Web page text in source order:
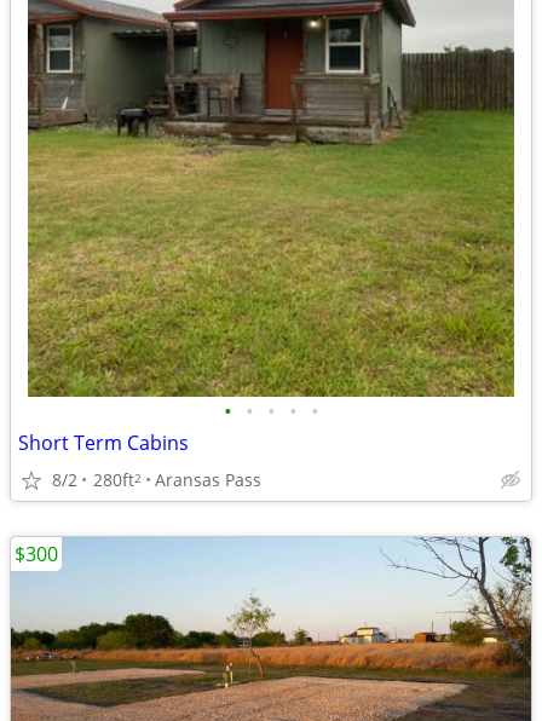
• • • • •
Short Term Cabins
8/2 280ft2 Aransas Pass
$300